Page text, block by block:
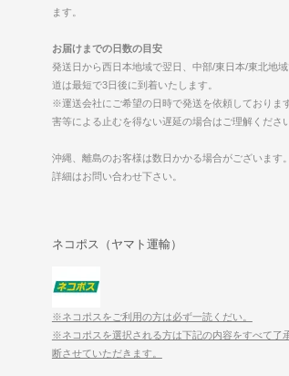
ます。
お届けまでの日数の目安
発送日から西日本地域で翌日、中部/東日本/東北地
道は最短で3日後に到着いたします。
※運送会社にご希望の日時で発送を依頼しておりま
害等による止むを得ない遅延の場合はご理解ください
沖縄、離島のお客様は数日かかる場合がございます。
詳細はお問い合わせ下さい。
ネコポス（ヤマト運輸）
※ネコポスをご利用の方は必ず一読くだい。
※ネコポスを選択される方は下記の内容をすべて了
断させていただきます。